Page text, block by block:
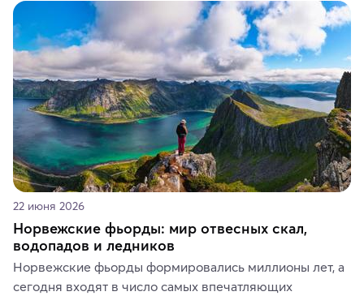
керамики и изделий из кожи на турецких рынках и в
аутентичных лавках — в подарок близким или себе на
память о путешествии.
22 июня 2026
Норвежские фьорды: мир отвесных скал,
водопадов и ледников
Норвежские фьорды формировались миллионы лет, а
сегодня входят в число самых впечатляющих